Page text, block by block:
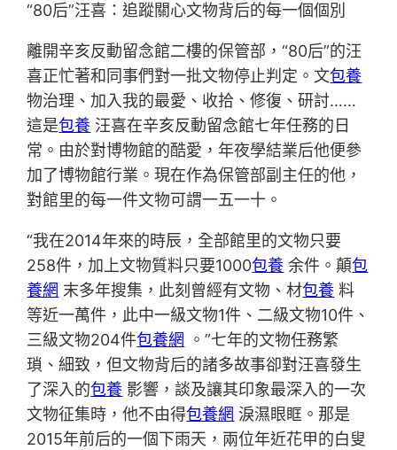
“80后”汪喜：追蹤關心文物背后的每一個個別
離開辛亥反動留念館二樓的保管部，“80后”的汪
喜正忙著和同事們對一批文物停止判定。文包養
物治理、加入我的最愛、收拾、修復、研討……
這是包養 汪喜在辛亥反動留念館七年任務的日
常。由於對博物館的酷愛，年夜學結業后他便參
加了博物館行業。現在作為保管部副主任的他，
對館里的每一件文物可謂一五一十。
“我在2014年來的時辰，全部館里的文物只要
258件，加上文物質料只要1000包養 余件。顛包
養網 末多年搜集，此刻曾經有文物、材包養 料
等近一萬件，此中一級文物1件、二級文物10件、
三級文物204件包養網
。”七年的文物任務繁
瑣、細致，但文物背后的諸多故事卻對汪喜發生
了深入的包養 影響，談及讓其印象最深入的一次
文物征集時，他不由得包養網 淚濕眼眶。那是
2015年前后的一個下雨天，兩位年近花甲的白叟